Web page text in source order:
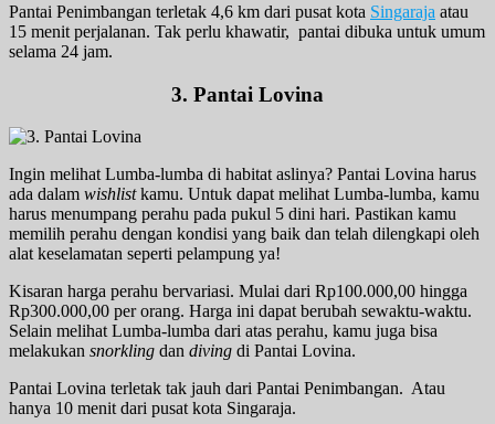
Pantai Penimbangan terletak 4,6 km dari pusat kota Singaraja atau
15 menit perjalanan. Tak perlu khawatir, pantai dibuka untuk umum
selama 24 jam.
3. Pantai Lovina
Ingin melihat Lumba-lumba di habitat aslinya? Pantai Lovina harus
ada dalam wishlistkamu. Untuk dapat melihat Lumba-lumba, kamu
harus menumpang perahu pada pukul 5 dini hari. Pastikan kamu
memilih perahu dengan kondisi yang baik dan telah dilengkapi oleh
alat keselamatan seperti pelampung ya!
Kisaran harga perahu bervariasi. Mulai dari Rp100.000,00 hingga
Rp300.000,00 per orang. Harga ini dapat berubah sewaktu-waktu.
Selain melihat Lumba-lumba dari atas perahu, kamu juga bisa
melakukan snorkling dan diving di Pantai Lovina.
Pantai Lovina terletak tak jauh dari Pantai Penimbangan. Atau
hanya 10 menit dari pusat kota Singaraja.